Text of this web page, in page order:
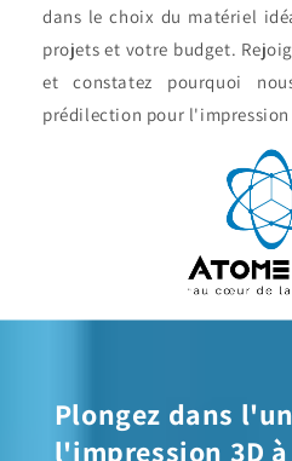
dans le choix du matériel
projets et votre budget.
et constatez pourquoi
prédilection pour l'impression
Plongez dans
l'impression 3D à